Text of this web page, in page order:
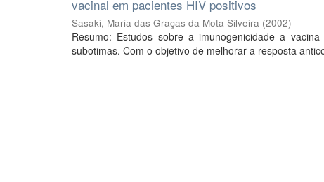
vacinal em pacientes HIV positivos
Sasaki, Maria das Graças da Mota Silveira (2002)
Resumo: Estudos sobre a imunogenicidade a
subotimas. Com o objetivo de melhorar a resposta